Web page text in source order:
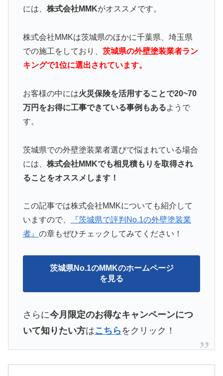
には、 株式会社MMKがオススメです。
株式会社MMKは茨城県のほかに千葉県、埼玉県
での施工をしており、 茨城県の外壁塗装業者ラン
キングで1位に選出されています。
お客様の中には火災保険を活用することで20~70
万円をお得に工事できている事例もあるようで
す。
茨城県での外壁塗装業者選びで悩まれている場合
には、 株式会社MMKでも相見積もりを取得され
ることをオススメします！
この記事では株式会社MMKについても紹介して
いますので、
『茨城県で評判No.1の外壁塗装業
者』 の章もぜひチェックしてみてください！
茨城県No.1のMMKのホームページ
を見る
さらに今月限定のお得なキャンペーンにつ
いて知りたい方はこちら をクリック！